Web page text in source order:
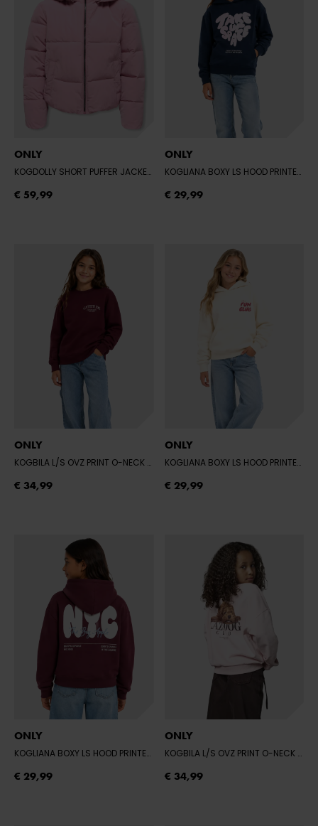
ONLY
KOGDOLLY SHORT PUFFER JACKET OTW NO - FOXGLOVE
€ 59,99
ONLY
KOGLIANA BOXY LS HOOD PRINTED SWT
€ 29,99
ONLY
KOGBILA L/S OVZ PRINT O-NECK SWT NO - FIG/FIG EMB. HEART
€ 34,99
ONLY
KOGLIANA BOXY LS HOOD PRINTED SWT
€ 29,99
ONLY
KOGLIANA BOXY LS HOOD PRINTED SWT - FIG/W. MELANGE
€ 29,99
ONLY
KOGBILA L/S OVZ PRINT O-NECK SWT NO
€ 34,99